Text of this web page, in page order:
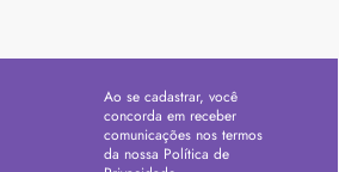
Ao se cadastrar, você
concorda em receber
comunicações nos termos
da nossa Política de